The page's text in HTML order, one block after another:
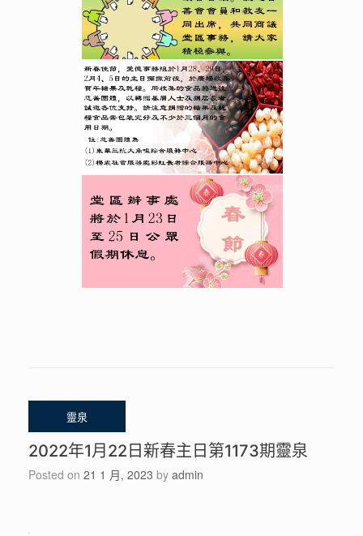
2022年1月22日新春主日第1173期靈泉
Posted on 21 1 月, 2023 by admin